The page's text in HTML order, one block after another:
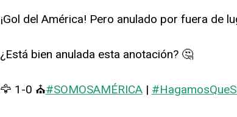
¡Gol del América! Pero anulado por fuera de
¿Está bien anulada esta anotación? 🤔
🦅 1-0 ⛪#SOMOSAMÉRICA|